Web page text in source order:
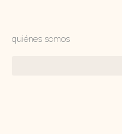
quiénes somos